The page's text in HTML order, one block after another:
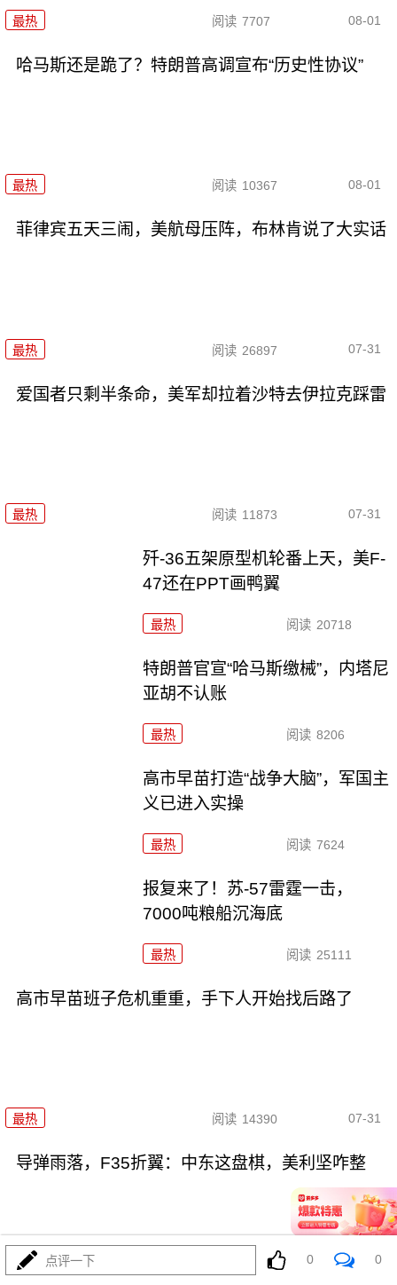
最热 阅读 7707 08-01
哈马斯还是跪了？特朗普高调宣布“历史性协议”
最热 阅读 10367 08-01
菲律宾五天三闹，美航母压阵，布林肯说了大实话
最热 阅读 26897 07-31
爱国者只剩半条命，美军却拉着沙特去伊拉克踩雷
最热 阅读 11873 07-31
歼-36五架原型机轮番上天，美F-
47还在PPT画鸭翼
最热 阅读 20718
特朗普官宣“哈马斯缴械”，内塔尼
亚胡不认账
最热 阅读 8206
高市早苗打造“战争大脑”，军国主
义已进入实操
最热 阅读 7624
报复来了！苏-57雷霆一击，
7000吨粮船沉海底
最热 阅读 25111
高市早苗班子危机重重，手下人开始找后路了
最热 阅读 14390 07-31
导弹雨落，F35折翼：中东这盘棋，美利坚咋整
点评一下 0 0